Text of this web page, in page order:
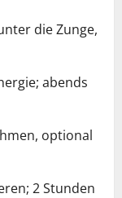
die Zunge,
abends
optional
2 Stunden